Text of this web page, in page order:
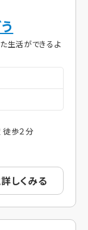
生活ができるよ
歩２分
しくみる